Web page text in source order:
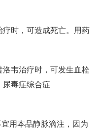
时，可造成死亡。用药
韦治疗时，可发生血栓
尿毒症综合症
用本品静脉滴注，因为